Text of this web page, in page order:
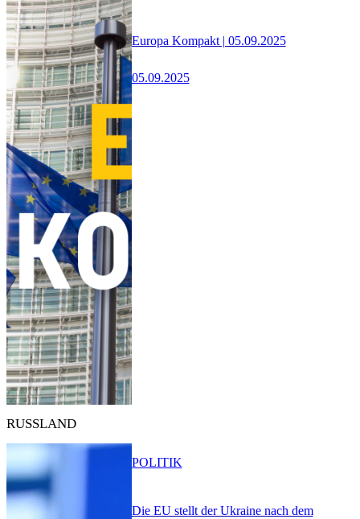
Europa Kompakt | 05.09.2025
05.09.2025
RUSSLAND
Die EU stellt der Ukraine nach dem
POLITIK